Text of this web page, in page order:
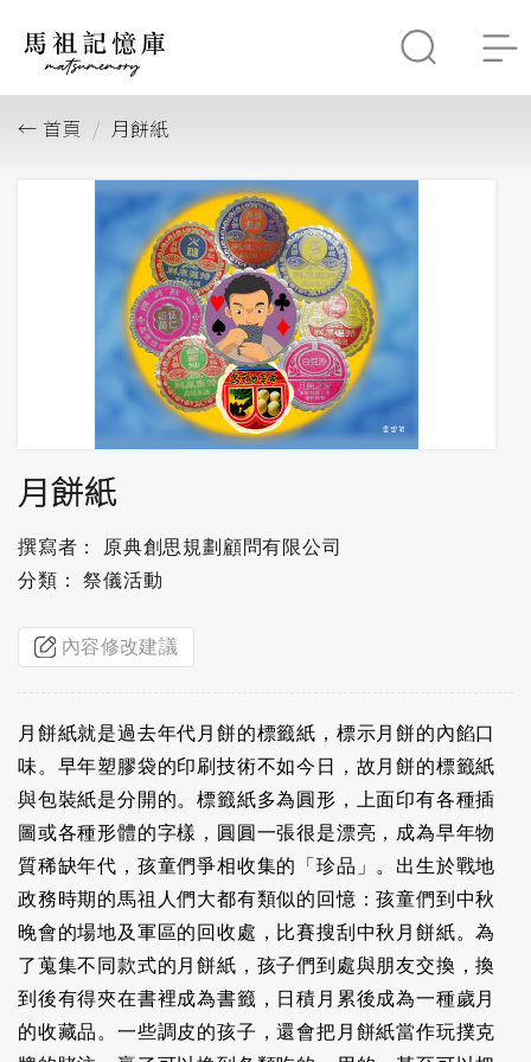
首頁 月餅紙
月餅紙
撰寫者： 原典創思規劃顧問有限公司
分類： 祭儀活動
內容修改建議
月餅紙就是過去年代月餅的標籤紙，標示月餅的內餡口
味。早年塑膠袋的印刷技術不如今日，故月餅的標籤紙
與包裝紙是分開的。標籤紙多為圓形，上面印有各種插
圖或各種形體的字樣，圓圓一張很是漂亮，成為早年物
質稀缺年代，孩童們爭相收集的「珍品」。出生於戰地
政務時期的馬祖人們大都有類似的回憶：孩童們到中秋
晚會的場地及軍區的回收處，比賽搜刮中秋月餅紙。為
了蒐集不同款式的月餅紙，孩子們到處與朋友交換，換
到後有得夾在書裡成為書籤，日積月累後成為一種歲月
的收藏品。一些調皮的孩子，還會把月餅紙當作玩撲克